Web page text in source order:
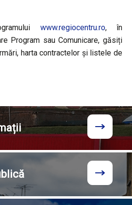
www.regiocentru.ro, în
Program sau Comunicare, găsiți
harta contractelor și listele de